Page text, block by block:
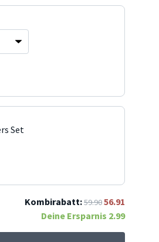
Set
Kombirabatt:59.9056.91
Deine Ersparnis 2.99